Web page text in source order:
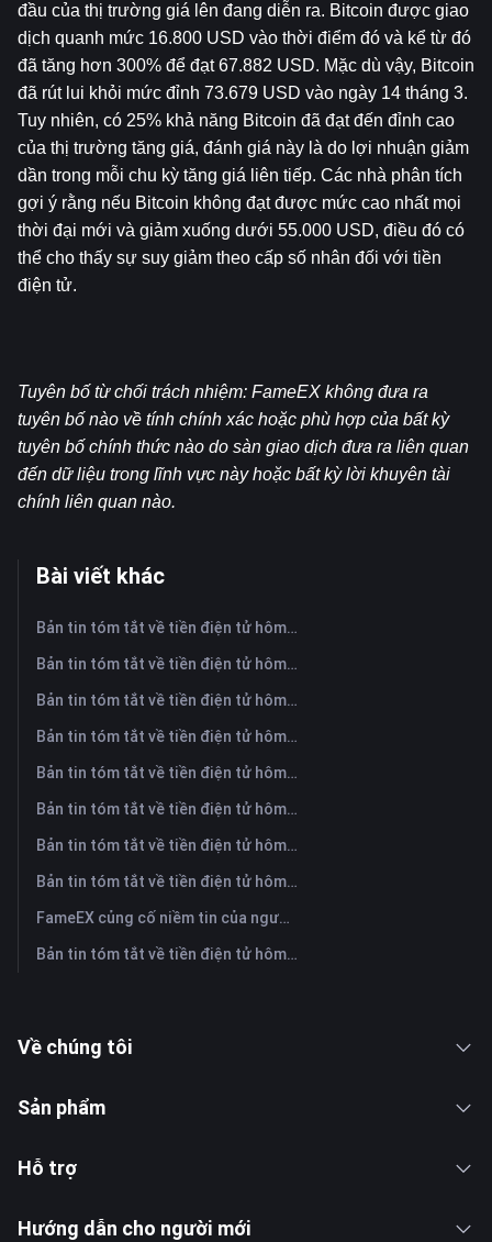
đầu của thị trường giá lên đang diễn ra. Bitcoin được giao
dịch quanh mức 16.800 USD vào thời điểm đó và kể từ đó
đã tăng hơn 300% để đạt 67.882 USD. Mặc dù vậy, Bitcoin
đã rút lui khỏi mức đỉnh 73.679 USD vào ngày 14 tháng 3.
Tuy nhiên, có 25% khả năng Bitcoin đã đạt đến đỉnh cao
của thị trường tăng giá, đánh giá này là do lợi nhuận giảm
dần trong mỗi chu kỳ tăng giá liên tiếp. Các nhà phân tích
gợi ý rằng nếu Bitcoin không đạt được mức cao nhất mọi
thời đại mới và giảm xuống dưới 55.000 USD, điều đó có
thể cho thấy sự suy giảm theo cấp số nhân đối với tiền
điện tử.
Tuyên bố từ chối trách nhiệm: FameEX không đưa ra
tuyên bố nào về tính chính xác hoặc phù hợp của bất kỳ
tuyên bố chính thức nào do sàn giao dịch đưa ra liên quan
đến dữ liệu trong lĩnh vực này hoặc bất kỳ lời khuyên tài
chính liên quan nào.
Bài viết khác
Bản tin tóm tắt về tiền điện tử hôm nay trên FameEX | Ngày 7 tháng 8 năm 2026
Bản tin tóm tắt về tiền điện tử hôm nay trên FameEX | Ngày 6 tháng 8 năm 2026
Bản tin tóm tắt về tiền điện tử hôm nay trên FameEX | Ngày 5 tháng 8 năm 2026
Bản tin tóm tắt về tiền điện tử hôm nay trên FameEX | Ngày 4 tháng 8 năm 2026
Bản tin tóm tắt về tiền điện tử hôm nay trên FameEX | Ngày 3 tháng 8 năm 2026
Bản tin tóm tắt về tiền điện tử hôm nay trên FameEX | Ngày 31 tháng 7 năm 2026
Bản tin tóm tắt về tiền điện tử hôm nay trên FameEX | Ngày 30 tháng 7 năm 2026
Bản tin tóm tắt về tiền điện tử hôm nay trên FameEX | Ngày 29 tháng 7 năm 2026
FameEX củng cố niềm tin của người dùng thông qua tám năm hoạt động ổn định và tăng trưởng toàn cầu
Bản tin tóm tắt về tiền điện tử hôm nay trên FameEX | Ngày 28 tháng 7 năm 2026
Về chúng tôi
Sản phẩm
Hỗ trợ
Hướng dẫn cho người mới